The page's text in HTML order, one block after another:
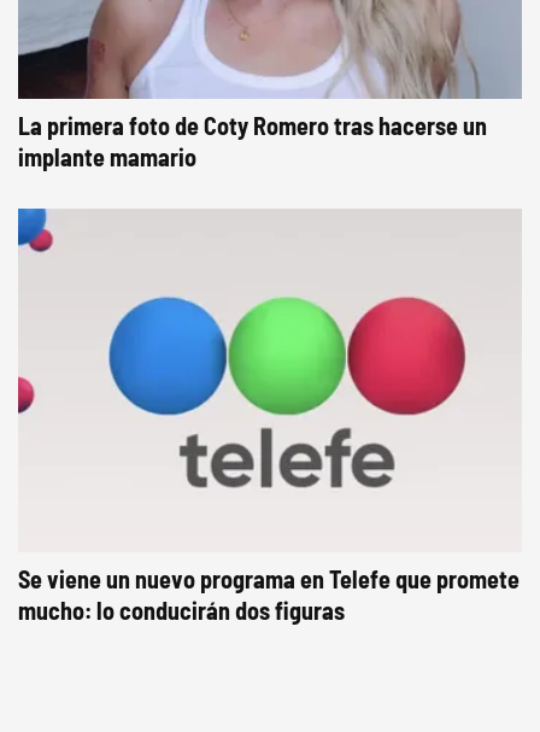
La primera foto de Coty Romero tras hacerse un
implante mamario
Se viene un nuevo programa en Telefe que promete
mucho: lo conducirán dos figuras